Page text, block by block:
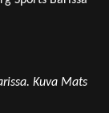
Kuva Mats